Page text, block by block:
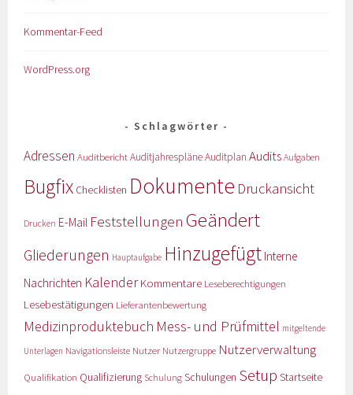
Kommentar-Feed
WordPress.org
Schlagwörter
Adressen AuditberichtAuditjahrespläneAuditplan Audits Aufgaben
Bugfix Checklisten Dokumente Druckansicht
Drucken E-Mail Feststellungen Geändert
Gliederungen Hauptaufgabe Hinzugefügt Interne
Nachrichten KalenderKommentare Leseberechtigungen
Lesebestätigungen Lieferantenbewertung
Medizinproduktebuch Mess- und Prüfmittel mitgeltende
Unterlagen Navigationsleiste Nutzer Nutzergruppe Nutzerverwaltung
Qualifikation Qualifizierung Schulung Schulungen Setup Startseite